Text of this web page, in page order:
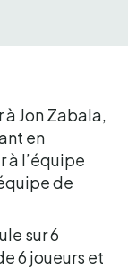
à Jon Zabala,
en
à l’équipe
de
sur 6
6 joueurs et